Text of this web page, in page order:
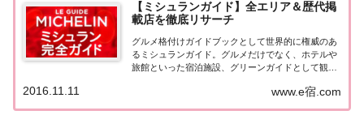
【ミシュランガイド】全エリア＆歴代掲
載店を徹底リサーチ
グルメ格付けガイドブックとして世界的に権威のあ
るミシュランガイド。グルメだけでなく、ホテルや
旅館といった宿泊施設、グリーンガイドとして観光
本版としては、2007年11月20日に「ミシュランガイ
www.e宿.com
2016.11.11